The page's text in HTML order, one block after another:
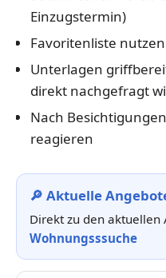
Einzugstermin)
Favoritenliste
Unterlagen
direkt nachgefragt
Nach
reagieren
🔎 Aktuelle
Direkt zu den aktuellen
Wohnungsssuche